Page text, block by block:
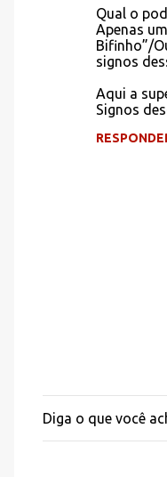
Qual o
Apenas
Bifinho”/
signos
Aqui a
Signos
P
o
Diga o que você